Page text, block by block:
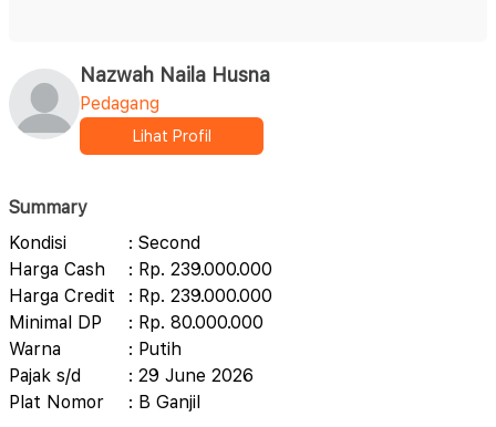
Nazwah Naila Husna
Pedagang
Lihat Profil
Summary
Kondisi
: Second
Harga Cash
: Rp. 239.000.000
Harga Credit
: Rp. 239.000.000
Minimal DP
: Rp. 80.000.000
Warna
: Putih
Pajak s/d
: 29 June 2026
Plat Nomor
: B Ganjil